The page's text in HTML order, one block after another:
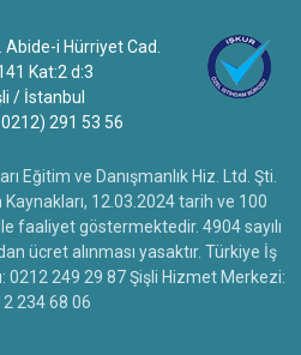
i Hürriyet Cad.
Kat:2 d:3
/ İstanbul
291 53 56
Eğitim ve Danışmanlık Hiz. Ltd. Şti.
12.03.2024 tarih ve 100
faaliyet göstermektedir. 4904 sayılı
ücret alınması yasaktır. Türkiye İş
0212 249 29 87 Şişli Hizmet Merkezi:
234 68 06